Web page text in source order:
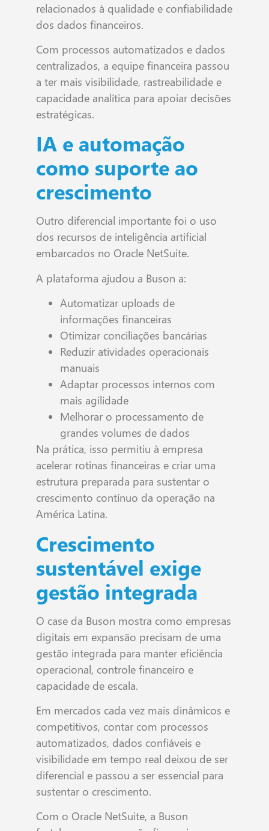
relacionados à qualidade e confiabilidade
dos dados financeiros.
Com processos automatizados e dados
centralizados, a equipe financeira passou
a ter mais visibilidade, rastreabilidade e
capacidade analítica para apoiar decisões
estratégicas.
IA e automação
como suporte ao
crescimento
Outro diferencial importante foi o uso
dos recursos de inteligência artificial
embarcados no Oracle NetSuite.
A plataforma ajudou a Buson a:
Automatizar uploads de
informações financeiras
Otimizar conciliações bancárias
Reduzir atividades operacionais
manuais
Adaptar processos internos com
mais agilidade
Melhorar o processamento de
grandes volumes de dados
Na prática, isso permitiu à empresa
acelerar rotinas financeiras e criar uma
estrutura preparada para sustentar o
crescimento contínuo da operação na
América Latina.
Crescimento
sustentável exige
gestão integrada
O case da Buson mostra como empresas
digitais em expansão precisam de uma
gestão integrada para manter eficiência
operacional, controle financeiro e
capacidade de escala.
Em mercados cada vez mais dinâmicos e
competitivos, contar com processos
automatizados, dados confiáveis e
visibilidade em tempo real deixou de ser
diferencial e passou a ser essencial para
sustentar o crescimento.
Com o Oracle NetSuite, a Buson